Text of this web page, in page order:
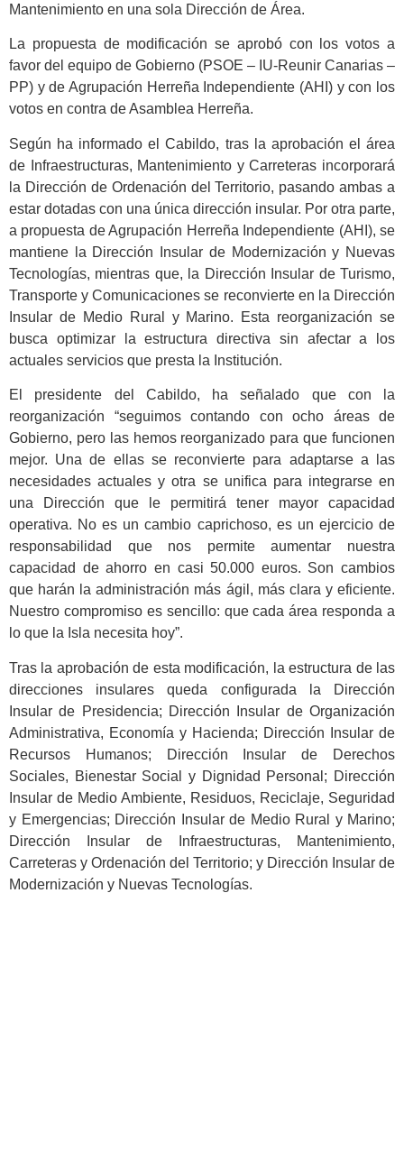
Mantenimiento en una sola Dirección de Área.
La propuesta de modificación se aprobó con los votos a
favor del equipo de Gobierno (PSOE – IU-Reunir Canarias –
PP) y de Agrupación Herreña Independiente (AHI) y con los
votos en contra de Asamblea Herreña.
Según ha informado el Cabildo, tras la aprobación el área
de Infraestructuras, Mantenimiento y Carreteras incorporará
la Dirección de Ordenación del Territorio, pasando ambas a
estar dotadas con una única dirección insular. Por otra parte,
a propuesta de Agrupación Herreña Independiente (AHI), se
mantiene la Dirección Insular de Modernización y Nuevas
Tecnologías, mientras que, la Dirección Insular de Turismo,
Transporte y Comunicaciones se reconvierte en la Dirección
Insular de Medio Rural y Marino. Esta reorganización se
busca optimizar la estructura directiva sin afectar a los
actuales servicios que presta la Institución.
El presidente del Cabildo, ha señalado que con la
reorganización “seguimos contando con ocho áreas de
Gobierno, pero las hemos reorganizado para que funcionen
mejor. Una de ellas se reconvierte para adaptarse a las
necesidades actuales y otra se unifica para integrarse en
una Dirección que le permitirá tener mayor capacidad
operativa. No es un cambio caprichoso, es un ejercicio de
responsabilidad que nos permite aumentar nuestra
capacidad de ahorro en casi 50.000 euros. Son cambios
que harán la administración más ágil, más clara y eficiente.
Nuestro compromiso es sencillo: que cada área responda a
lo que la Isla necesita hoy”.
Tras la aprobación de esta modificación, la estructura de las
direcciones insulares queda configurada la Dirección
Insular de Presidencia; Dirección Insular de Organización
Administrativa, Economía y Hacienda; Dirección Insular de
Recursos Humanos; Dirección Insular de Derechos
Sociales, Bienestar Social y Dignidad Personal; Dirección
Insular de Medio Ambiente, Residuos, Reciclaje, Seguridad
y Emergencias; Dirección Insular de Medio Rural y Marino;
Dirección Insular de Infraestructuras, Mantenimiento,
Carreteras y Ordenación del Territorio; y Dirección Insular de
Modernización y Nuevas Tecnologías.